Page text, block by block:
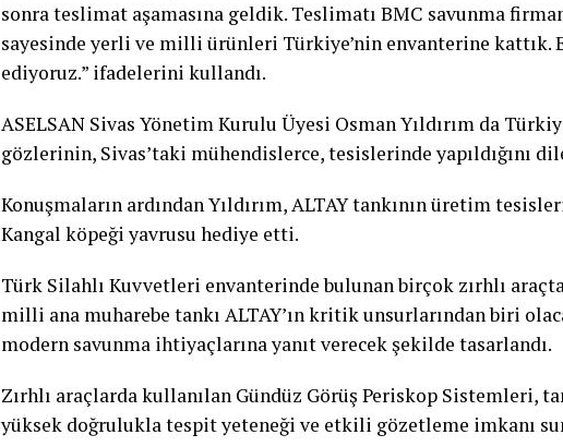
sonra teslimat aşamasına geldik. Teslimatı BMC savunma
sayesinde yerli ve milli ürünleri Türkiye’nin envanterine kattık.
ediyoruz.” ifadelerini kullandı.
ASELSAN Sivas Yönetim Kurulu Üyesi Osman Yıldırım da
gözlerinin, Sivas’taki mühendislerce, tesislerinde yapıldığını
Konuşmaların ardından Yıldırım, ALTAY tankının üretim
Kangal köpeği yavrusu hediye etti.
Türk Silahlı Kuvvetleri envanterinde bulunan birçok zırhlı
milli ana muharebe tankı ALTAY’ın kritik unsurlarından biri
modern savunma ihtiyaçlarına yanıt verecek şekilde tasarlandı.
Zırhlı araçlarda kullanılan Gündüz Görüş Periskop Sistemleri,
yüksek doğrulukla tespit yeteneği ve etkili gözetleme imkanı